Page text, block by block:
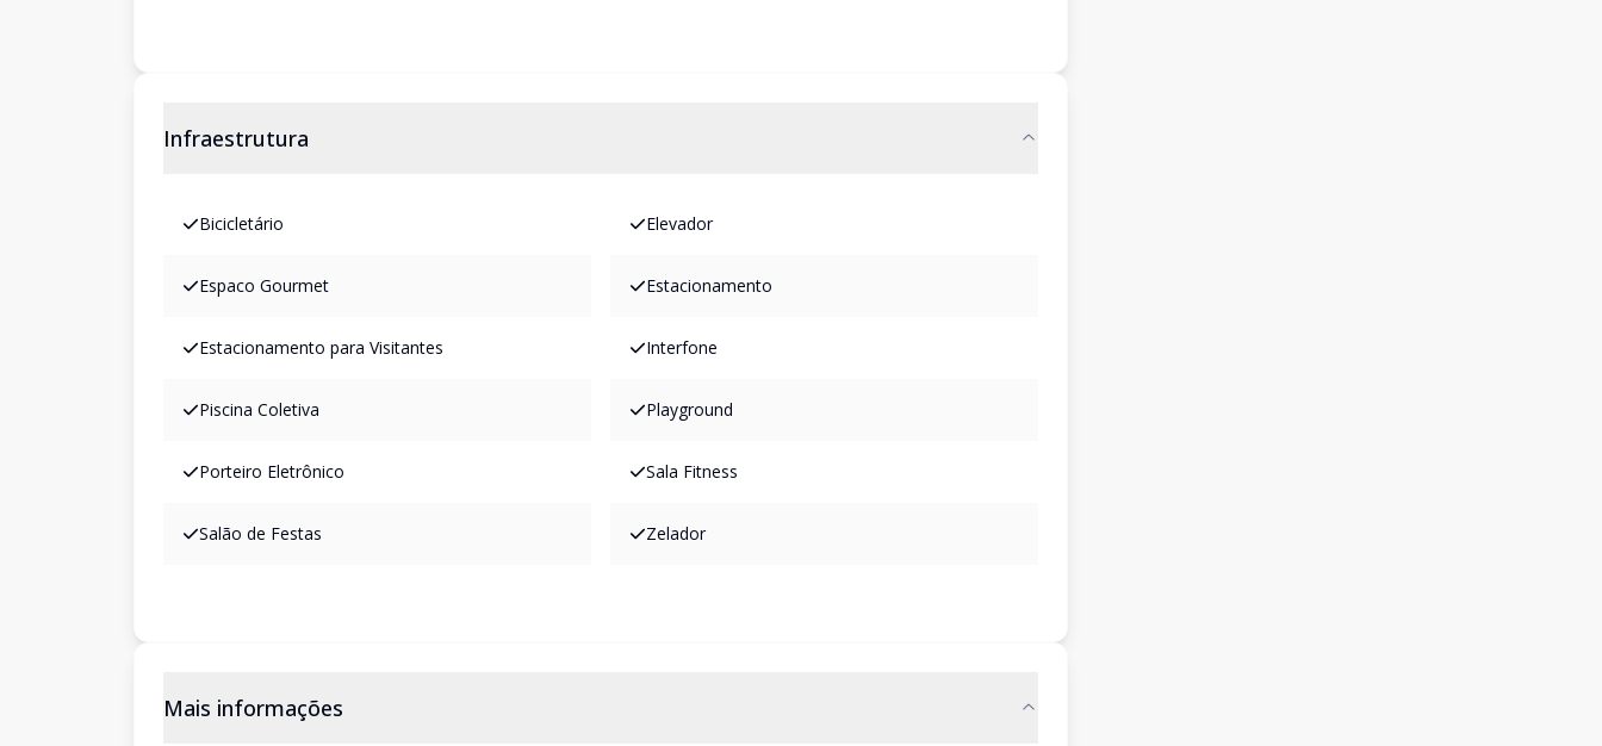
Infraestrutura
Bicicletário Elevador
Espaco Gourmet Estacionamento
Estacionamento para Visitantes Interfone
Piscina Coletiva Playground
Porteiro Eletrônico Sala Fitness
Salão de Festas Zelador
Mais informações